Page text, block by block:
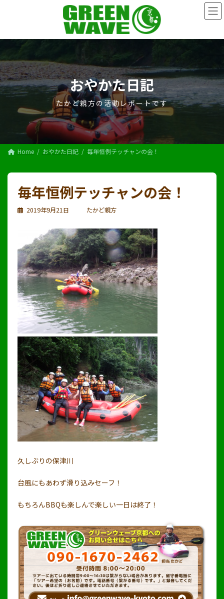
ス
キ
ッ
プ
ン
に
移
動
おやかた日記
たかど親方の活動レポートです
Home おやかた日記 毎年恒例テッチャンの会！
毎年恒例テッチャンの会！
2019年9月21日 たかど親方
久しぶりの保津川
台風にもあわず滑り込みセーフ！
もちろんBBQも楽しんで楽しい一日は終了！